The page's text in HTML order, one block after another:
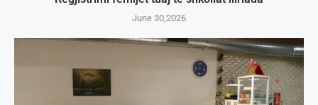
June 30,2026